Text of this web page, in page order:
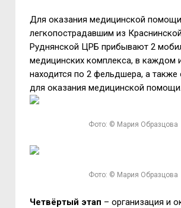
Для оказания медицинской помощи
легкопострадавшим из
Руднянской ЦРБ прибывают 2
медицинских комплекса, в каждом
находится по 2 фельдшера, а
для оказания медицинской помощи.
Фото: © Мария Образцова
Фото: © Мария Образцова
Четвёртый этап – организация и